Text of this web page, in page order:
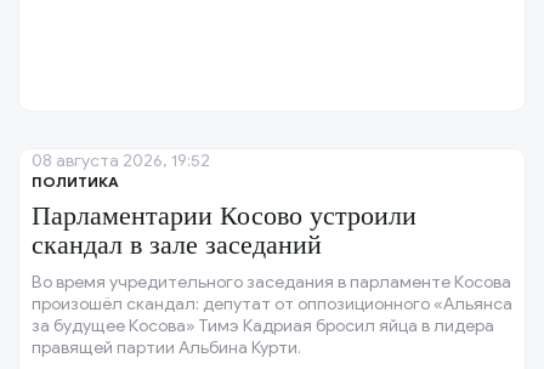
ПОЛИТИКА
Парламентарии Косово устроили
скандал в зале заседаний
Во время учредительного заседания в парламенте Косова
произошёл скандал: депутат от оппозиционного «Альянса
за будущее Косова» Тимэ Кадриая бросил яйца в лидера
правящей партии Альбина Курти.
08 августа 2026, 19:52